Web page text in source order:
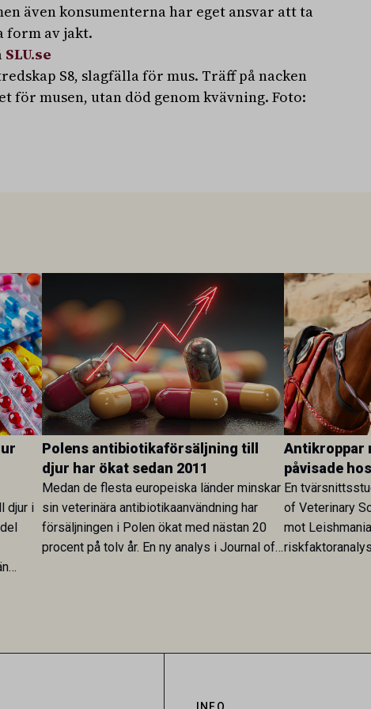
även konsumenterna har eget ansvar att ta
form av jakt.
SLU.se
S8, slagfälla för mus. Träff på nacken
för musen, utan död genom kvävning. Foto:
djur i
Polens antibiotikaförsäljning till
djur har ökat sedan 2011
Medan de flesta europeiska länder minskar
sin veterinära antibiotikaanvändning har
försäljningen i Polen ökat med nästan 20
procent på tolv år. En ny analys i Journal of
Antikroppar
påvisade
En
of Veterinary
mot